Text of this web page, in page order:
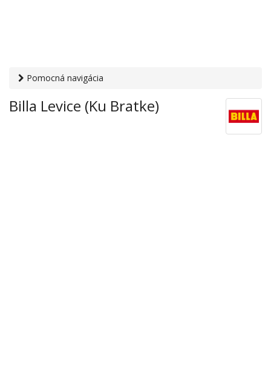
Pomocná navigácia
supermarkety› Billa Levice (Ku Bratke)
Billa Levice (Ku Bratke)